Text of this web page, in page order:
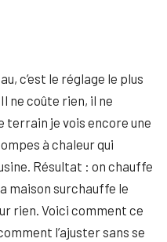
c’est le réglage le plus
ne coûte rien, il ne
terrain je vois encore une
à chaleur qui
Résultat : on chauffe
maison surchauffe le
rien. Voici comment ce
l’ajuster sans se